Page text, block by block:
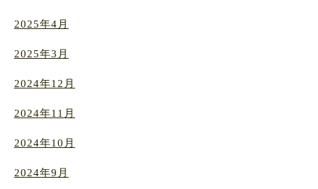
2025年4月
2025年3月
2024年12月
2024年11月
2024年10月
2024年9月